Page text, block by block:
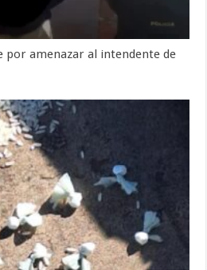
por amenazar al intendente de